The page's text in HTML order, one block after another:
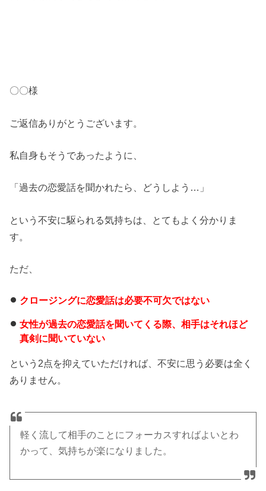
〇〇様
ご返信ありがとうございます。
私自身もそうであったように、
「過去の恋愛話を聞かれたら、どうしよう…」
という不安に駆られる気持ちは、とてもよく分かりま
す。
ただ、
クロージングに恋愛話は必要不可欠ではない
女性が過去の恋愛話を聞いてくる際、相手はそれほど
真剣に聞いていない
という2点を抑えていただければ、不安に思う必要は全く
ありません。
軽く流して相手のことにフォーカスすればよいとわ
かって、気持ちが楽になりました。